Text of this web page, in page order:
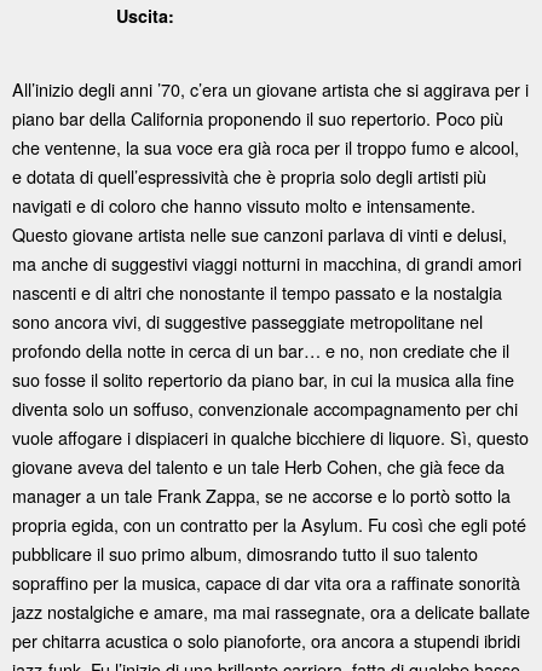
Uscita:
All’inizio degli anni ’70, c’era un giovane artista che si aggirava per i
piano bar della California proponendo il suo repertorio. Poco più
che ventenne, la sua voce era già roca per il troppo fumo e alcool,
e dotata di quell’espressività che è propria solo degli artisti più
navigati e di coloro che hanno vissuto molto e intensamente.
Questo giovane artista nelle sue canzoni parlava di vinti e delusi,
ma anche di suggestivi viaggi notturni in macchina, di grandi amori
nascenti e di altri che nonostante il tempo passato e la nostalgia
sono ancora vivi, di suggestive passeggiate metropolitane nel
profondo della notte in cerca di un bar… e no, non crediate che il
suo fosse il solito repertorio da piano bar, in cui la musica alla fine
diventa solo un soffuso, convenzionale accompagnamento per chi
vuole affogare i dispiaceri in qualche bicchiere di liquore. Sì, questo
giovane aveva del talento e un tale Herb Cohen, che già fece da
manager a un tale Frank Zappa, se ne accorse e lo portò sotto la
propria egida, con un contratto per la Asylum. Fu così che egli poté
pubblicare il suo primo album, dimosrando tutto il suo talento
sopraffino per la musica, capace di dar vita ora a raffinate sonorità
jazz nostalgiche e amare, ma mai rassegnate, ora a delicate ballate
per chitarra acustica o solo pianoforte, ora ancora a stupendi ibridi